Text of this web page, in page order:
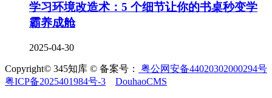
学习环境改造术：5 个细节让你的书桌秒变学
霸养成舱
2025-04-30
Copyright© 345知库 © 备案号：
粤公网安备44020302000294号
粤ICP备2025401984号-3
DouhaoCMS